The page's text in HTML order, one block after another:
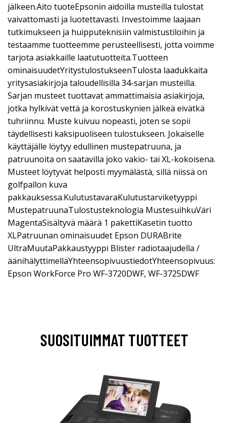
jälkeen.Aito tuoteEpsonin aidoilla musteilla tulostat
vaivattomasti ja luotettavasti. Investoimme laajaan
tutkimukseen ja huipputeknisiin valmistustiloihin ja
testaamme tuotteemme perusteellisesti, jotta voimme
tarjota asiakkaille laatutuotteita.Tuotteen
ominaisuudetYritystulostukseenTulosta laadukkaita
yritysasiakirjoja taloudellisilla 34-sarjan musteilla.
Sarjan musteet tuottavat ammattimaisia asiakirjoja,
jotka hylkivät vettä ja korostuskynien jälkeä eivätkä
tuhriinnu. Muste kuivuu nopeasti, joten se sopii
täydellisesti kaksipuoliseen tulostukseen. Jokaiselle
käyttäjälle löytyy edullinen mustepatruuna, ja
patruunoita on saatavilla joko vakio- tai XL-kokoisena.
Musteet löytyvät helposti myymälästä, sillä niissä on
golfpallon kuva
pakkauksessa.KulutustavaraKulutustarviketyyppi
MustepatruunaTulostusteknologia MustesuihkuVäri
MagentaSisältyvä määrä 1 pakettiKasetin tuotto
XLPatruunan ominaisuudet Epson DURABrite
UltraMuutaPakkaustyyppi Blister radiotaajudella /
äänihälyttimelläYhteensopivuustiedotYhteensopivuus:
Epson WorkForce Pro WF-3720DWF, WF-3725DWF
SUOSITUIMMAT TUOTTEET